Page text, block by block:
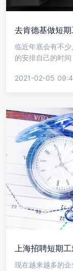
去肯德基做短
临近年底会有不
的安排自己的时
肯德基做短期工累
2021-02-05
上海招聘短期
现在越来越多的